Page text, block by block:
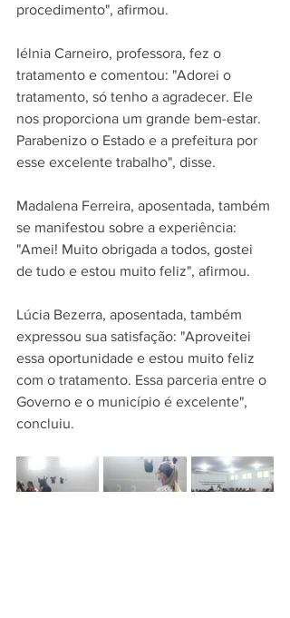
procedimento", afirmou.
Iélnia Carneiro, professora, fez o
tratamento e comentou: "Adorei o
tratamento, só tenho a agradecer. Ele
nos proporciona um grande bem-estar.
Parabenizo o Estado e a prefeitura por
esse excelente trabalho", disse.
Madalena Ferreira, aposentada, também
se manifestou sobre a experiência:
"Amei! Muito obrigada a todos, gostei
de tudo e estou muito feliz", afirmou.
Lúcia Bezerra, aposentada, também
expressou sua satisfação: "Aproveitei
essa oportunidade e estou muito feliz
com o tratamento. Essa parceria entre o
Governo e o município é excelente",
concluiu.